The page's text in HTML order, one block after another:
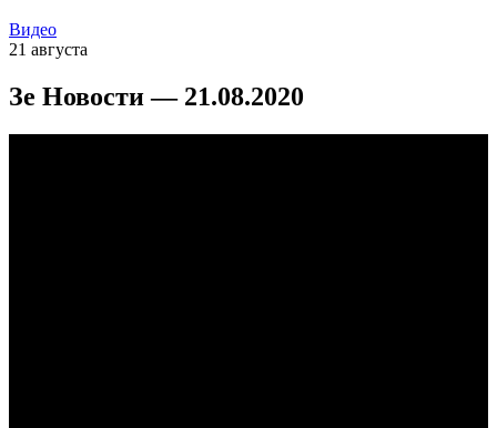
Видео
21 августа
Зе Новости — 21.08.2020